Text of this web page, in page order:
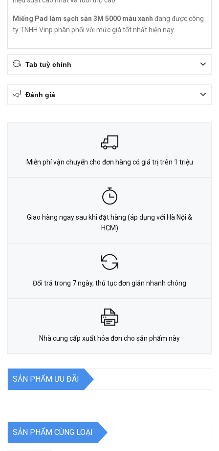
Miếng Pad làm sạch sàn 3M 5000 màu xanh đang được công
ty TNHH Vinp phân phối với mức giá tốt nhất hiện nay.
Tab tuỳ chỉnh
Đánh giá
Miễn phí vận chuyển cho đơn hàng có giá trị trên 1 triệu
Giao hàng ngay sau khi đặt hàng (áp dụng với Hà Nội &
HCM)
Đổi trả trong 7 ngày, thủ tục đơn giản nhanh chóng
Nhà cung cấp xuất hóa đơn cho sản phẩm này
SẢN PHẨM ƯU ĐÃI
SẢN PHẨM CÙNG LOẠI